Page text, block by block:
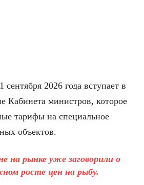
2026 года вступает в
Кабинета министров, которое
тарифы на специальное
объектов.
на рынке уже заговорили о
росте цен на рыбу.